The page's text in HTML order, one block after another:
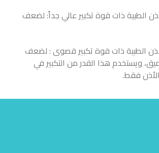
الطبية ذات قوة تكبير عالي جداً: لضعف
الطبية ذات قوة تكبير قصوى : لضعف
ويستخدم هذا القدر من التكبير في
فقط.